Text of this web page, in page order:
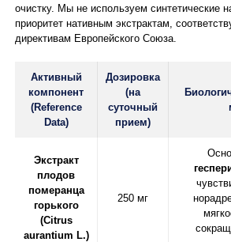
очистку. Мы не используем синтетические
приоритет нативным экстрактам,
директивам Европейского Союза.
Активный
компонент
(Reference
Data)
Дозировка
(на
суточный
прием)
Экстракт
плодов
померанца
горького
(Citrus
aurantium L.)
250 мг